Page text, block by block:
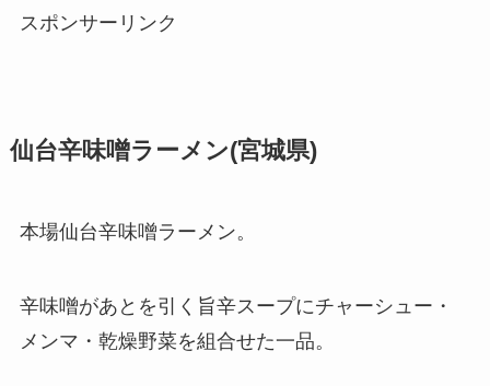
スポンサーリンク
仙台辛味噌ラーメン(宮城県)
本場仙台辛味噌ラーメン。
辛味噌があとを引く旨辛スープにチャーシュー・
メンマ・乾燥野菜を組合せた一品。